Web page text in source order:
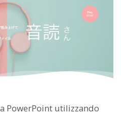
PowerPoint utilizzando